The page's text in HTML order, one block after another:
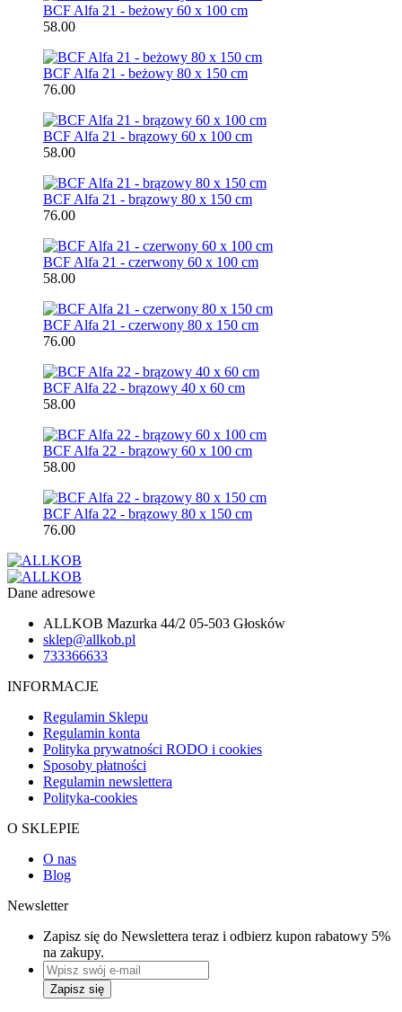
BCF Alfa 21 - beżowy 60 x 100 cm
58.00
BCF Alfa 21 - beżowy 80 x 150 cm
76.00
BCF Alfa 21 - brązowy 60 x 100 cm
58.00
BCF Alfa 21 - brązowy 80 x 150 cm
76.00
BCF Alfa 21 - czerwony 60 x 100 cm
58.00
BCF Alfa 21 - czerwony 80 x 150 cm
76.00
BCF Alfa 22 - brązowy 40 x 60 cm
58.00
BCF Alfa 22 - brązowy 60 x 100 cm
58.00
BCF Alfa 22 - brązowy 80 x 150 cm
76.00
Dane adresowe
ALLKOB Mazurka 44/2 05-503 Głosków
sklep@allkob.pl
733366633
INFORMACJE
Regulamin Sklepu
Regulamin konta
Polityka prywatności RODO i cookies
Sposoby płatności
Regulamin newslettera
Polityka-cookies
O SKLEPIE
O nas
Blog
Newsletter
Zapisz się do Newslettera teraz i odbierz kupon rabatowy 5%
na zakupy.